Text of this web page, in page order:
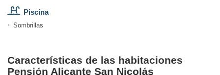
Piscina
Sombrillas
Características de las habitaciones
Pensión Alicante San Nicolás